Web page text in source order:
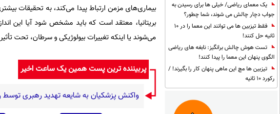
یک معمای ریاضی/ خیلی ها برای رسیدن به
جواب دچار چالش می شوند، شما چطور؟
فقط تیزبین ها می توانند این معما را در 10
ثانیه حل کنند!
تست هوش چالش برانگیز: نابغه های ریاضی
الگوی پنهان این معما را پیدا کنند!
تیزبین ها مچ این ماهی پنهان کار را بگیرند! /
رکورد 10 ثانیه
بریتانیا، معتقد است که باید مشخص شود آیا این
می‌شوند یا اینکه تغییرات بیولوژیکی و سرطان، تحت
پربیننده ترین پست همین یک ساعت اخیر
واکنش پزشکیان به شایعه تهدید رهبری